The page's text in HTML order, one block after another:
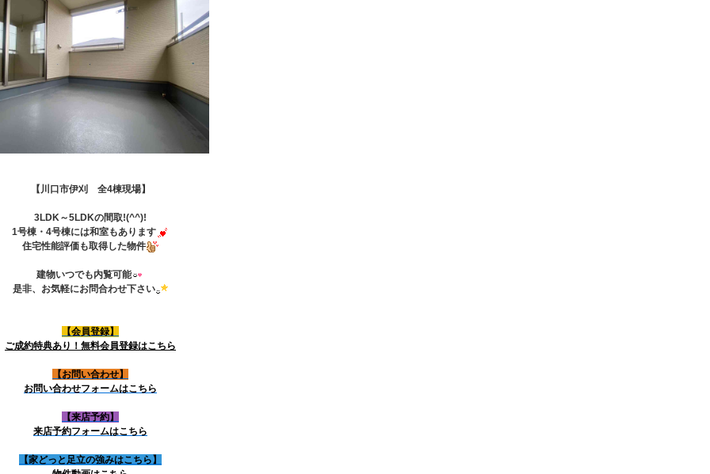
【川口市伊刈 全4棟現場】
3LDK～5LDKの間取!(^^)!
1号棟・4号棟には和室もあります
住宅性能評価も取得した物件
建物いつでも内覧可能
是非、お気軽にお問合わせ下さい
【会員登録】
ご成約特典あり！無料会員登録はこちら
【お問い合わせ】
お問い合わせフォームはこちら
【来店予約】
来店予約フォームはこちら
【家どっと足立の強みはこちら】